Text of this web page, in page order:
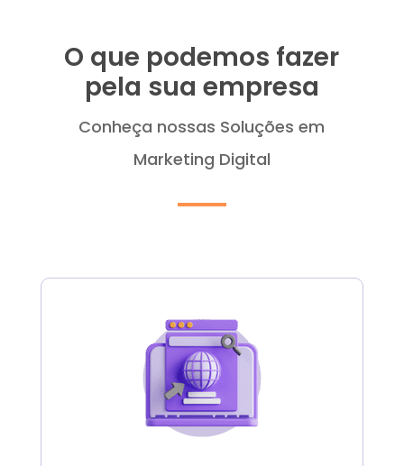
O que podemos fazer
pela sua empresa
Conheça nossas Soluções em
Marketing Digital